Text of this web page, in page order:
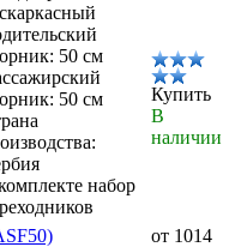
50 см
50 см
набор
Купить
В
наличии
от 1014